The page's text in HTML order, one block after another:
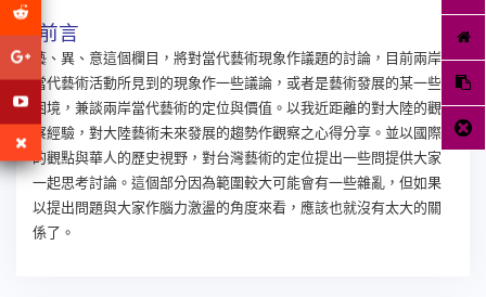
前言
藝、異、意這個欄目，將對當代藝術現象作議題的討論，目前兩岸
當代藝術活動所見到的現象作一些議論，或者是藝術發展的某一些
困境，兼談兩岸當代藝術的定位與價值。以我近距離的對大陸的觀
察經驗，對大陸藝術未來發展的趨勢作觀察之心得分享。並以國際
的觀點與華人的歷史視野，對台灣藝術的定位提出一些問提供大家
一起思考討論。這個部分因為範圍較大可能會有一些雜亂，但如果
以提出問題與大家作腦力激盪的角度來看，應該也就沒有太大的關
係了。